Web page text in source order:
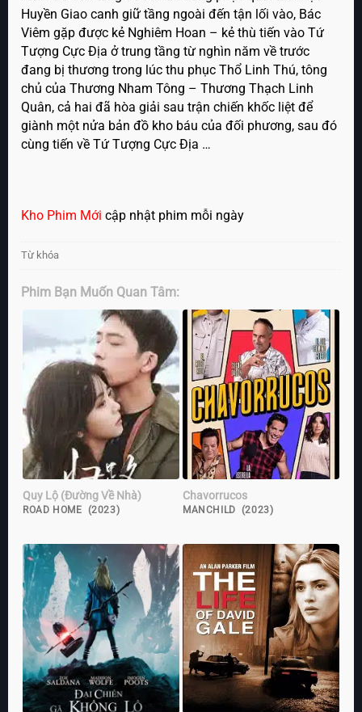
Huyền Giao canh giữ tầng ngoài đến tận lối vào, Bác
Viêm gặp được kẻ Nghiêm Hoan – kẻ thù tiến vào Tứ
Tượng Cực Địa ở trung tầng từ nghìn năm về trước
đang bị thương trong lúc thu phục Thổ Linh Thú, tông
chủ của Thương Nham Tông – Thương Thạch Linh
Quân, cả hai đã hòa giải sau trận chiến khốc liệt để
giành một nửa bản đồ kho báu của đối phương, sau đó
cùng tiến về Tứ Tượng Cực Địa …
Kho Phim Mới cập nhật phim mỗi ngày
Từ khóa
Phim Bạn Muốn Quan Tâm:
Quy Lộ (Đường Về Nhà)
ROAD HOME (2023)
Chavorrucos
MANCHILD (2023)